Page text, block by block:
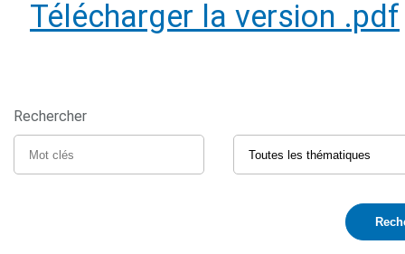
Télécharger la version .pdf
Rechercher